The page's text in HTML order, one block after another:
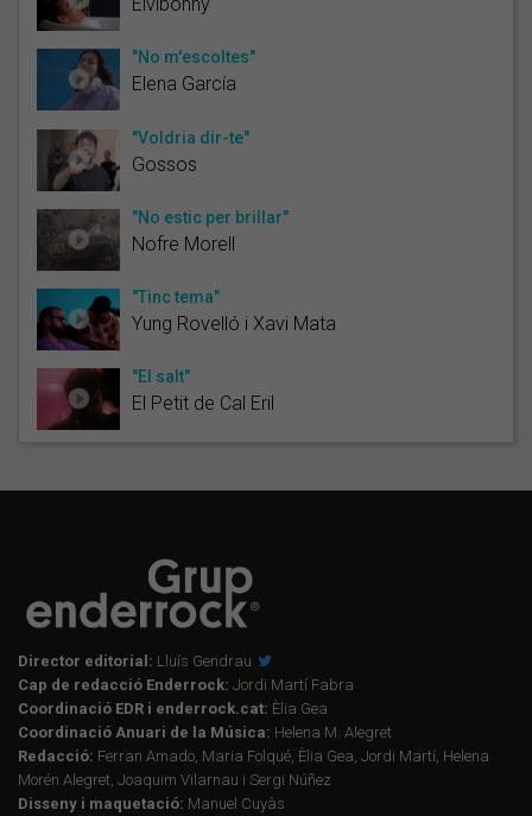
"No m'escoltes"
Elena García
"Voldria dir-te"
Gossos
"No estic per brillar"
Nofre Morell
"Tinc tema"
Yung Rovelló i Xavi Mata
"El salt"
El Petit de Cal Eril
Director editorial: Lluís Gendrau
Cap de redacció Enderrock: Jordi Martí Fabra
Coordinació EDR i enderrock.cat: Èlia Gea
Coordinació Anuari de la Música: Helena M. Alegret
Redacció: Ferran Amado, Maria Folqué, Èlia Gea, Jordi Martí, Helena
Morén Alegret, Joaquim Vilarnau i Sergi Núñez
Disseny i maquetació: Manuel Cuyàs